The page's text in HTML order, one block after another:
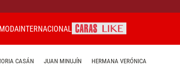
MODAINTERNACIONAL
CASÁN JUAN MINUJÍN HERMANA VERÓNICA